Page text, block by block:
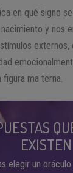
en qué signo
y nos
externos,
ma terna.
EXISTEN
elegir un